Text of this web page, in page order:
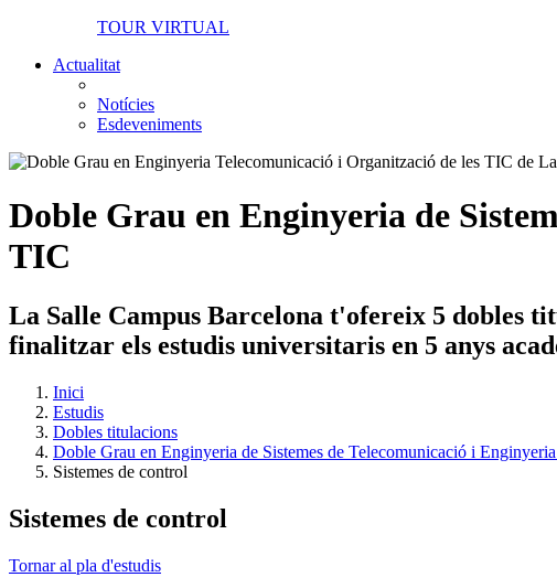
TOUR VIRTUAL
Actualitat
Notícies
Esdeveniments
Doble Grau en Enginyeria de
TIC
La Salle Campus Barcelona t'ofereix 5 dobles
finalitzar els estudis universitaris en 5 anys
Inici
Estudis
Dobles titulacions
Doble Grau en Enginyeria de Sistemes de Telecomunicació i
Sistemes de control
Sistemes de control
Tornar al pla d'estudis